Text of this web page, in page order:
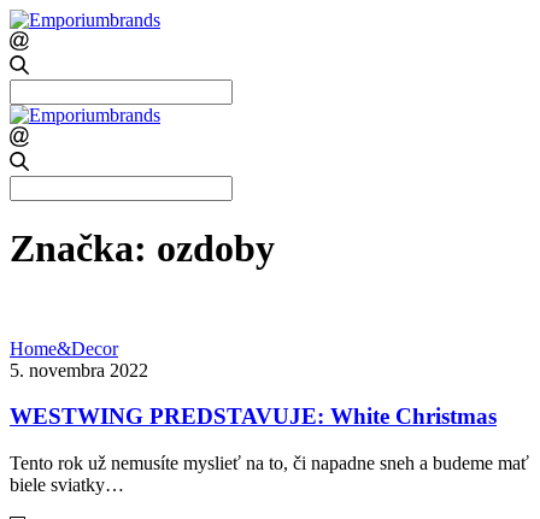
for:
for:
Značka: ozdoby
Home&Decor
5. novembra 2022
WESTWING PREDSTAVUJE: White Christmas
Tento rok už nemusíte myslieť na to, či napadne sneh a budeme mať
biele sviatky…